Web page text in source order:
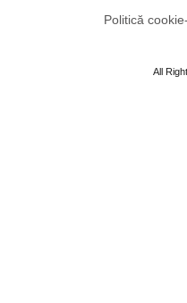
Politică
All